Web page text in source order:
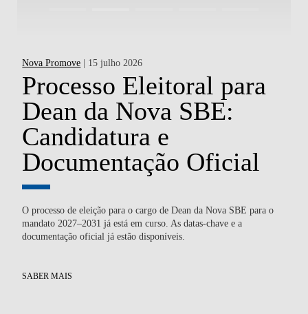
Nova Promove | 15 julho 2026
Processo Eleitoral para
Dean da Nova SBE:
Candidatura e
Documentação Oficial
O processo de eleição para o cargo de Dean da Nova SBE para o
mandato 2027–2031 já está em curso. As datas-chave e a
documentação oficial já estão disponíveis.
SABER MAIS